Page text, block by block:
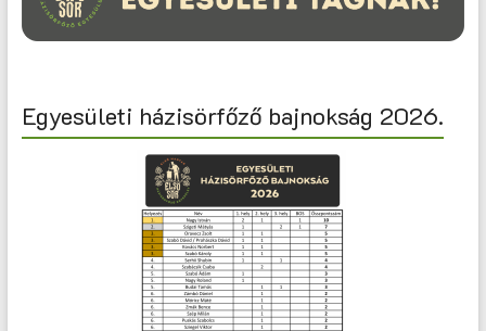
Egyesületi házisörfőző bajnokság 2026.